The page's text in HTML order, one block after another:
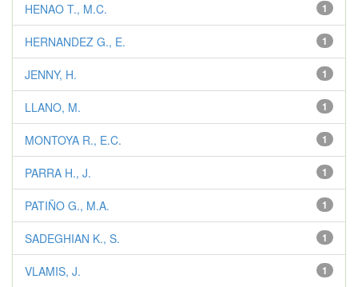
1
HENAO T., M.C.
1
HERNANDEZ G., E.
1
JENNY, H.
1
LLANO, M.
1
MONTOYA R., E.C.
1
PARRA H., J.
1
PATIÑO G., M.A.
1
SADEGHIAN K., S.
1
VLAMIS, J.